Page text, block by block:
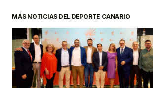
MÁS NOTICIAS DEL DEPORTE CANARIO